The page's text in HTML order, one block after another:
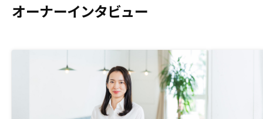
オーナーインタビュー